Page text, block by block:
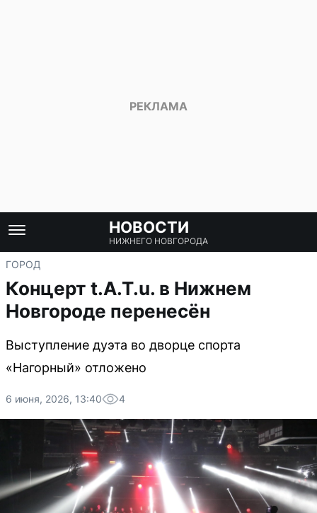
НОВОСТИ
НИЖНЕГО НОВГОРОДА
ГОРОД
Концерт t.A.T.u. в Нижнем
Новгороде перенесён
Выступление дуэта во дворце спорта
«Нагорный» отложено
6 июня, 2026, 13:40 4